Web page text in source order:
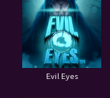
Evil Eyes